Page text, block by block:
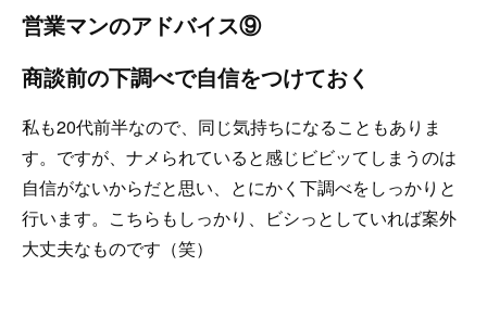
営業マンのアドバイス⑨
商談前の下調べで自信をつけておく
私も20代前半なので、同じ気持ちになることもありま
す。ですが、ナメられていると感じビビッてしまうのは
自信がないからだと思い、とにかく下調べをしっかりと
行います。こちらもしっかり、ビシっとしていれば案外
大丈夫なものです（笑）